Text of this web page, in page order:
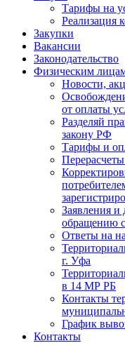
Тарифы на
Реализация
Закупки
Вакансии
Законодательство
Физическим
Новости,
от оплаты
Разделяй
закону РФ
Тарифы и
Заявления и
обращению
Ответы на
г. Уфа
в 14 МР РБ
Контакты
График
Контакты